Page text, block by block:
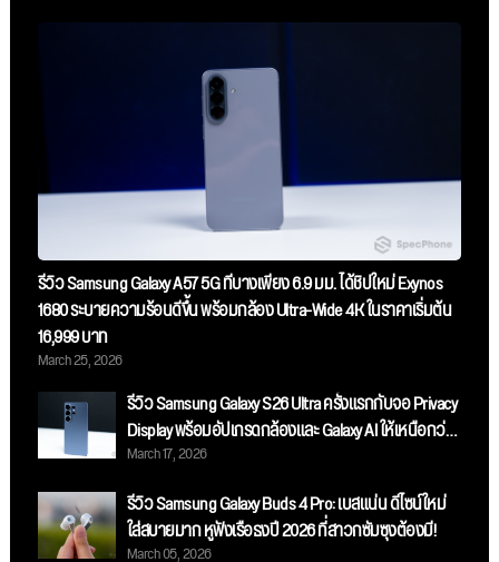
รีวิว Samsung Galaxy A57 5G ที่บางเพียง 6.9 มม. ได้ชิปใหม่ Exynos
1680 ระบายความร้อนดีขึ้น พร้อมกล้อง Ultra-Wide 4K ในราคาเริ่มต้น
16,999 บาท
March 25, 2026
รีวิว Samsung Galaxy S26 Ultra ครั้งแรกกับจอ Privacy
Display พร้อมอัปเกรดกล้องและ Galaxy AI ให้เหนือกว่า
เดิม
March 17, 2026
รีวิว Samsung Galaxy Buds 4 Pro: เบสแน่น ดีไซน์ใหม่
ใส่สบายมาก หูฟังเรือธงปี 2026 ที่สาวกซัมซุงต้องมี!
March 05, 2026